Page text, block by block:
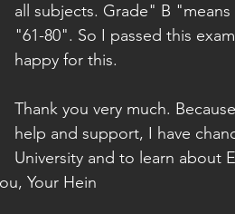
all subjects. Grade" B "means
"61-80". So I passed this
happy for this.
Thank you very much.
help and support, I have
University and to learn about
Your Hein